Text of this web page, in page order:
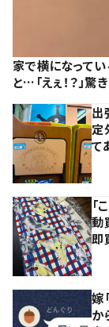
家で横になってい
と…「えぇ！？」驚
出
定
て
「
動
即
嫁
か